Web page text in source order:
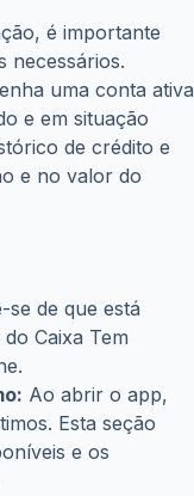
é importante
necessários.
uma conta ativa
e em situação
de crédito e
e no valor do
se de que está
Caixa Tem
Ao abrir o app,
Esta seção
e os